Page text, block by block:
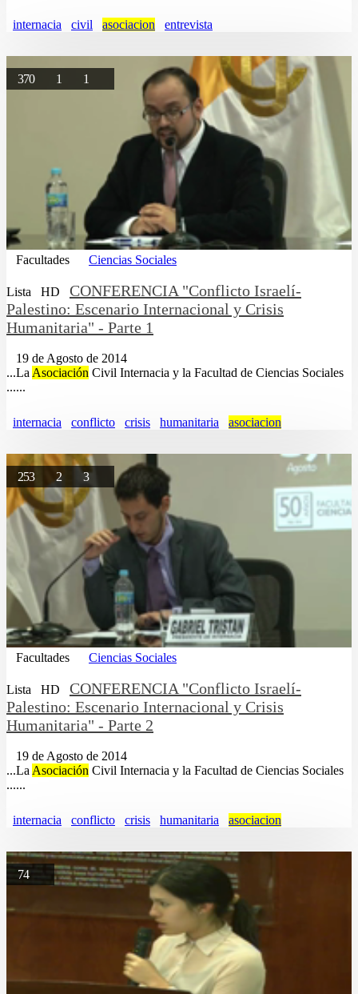
internacia civil asociacion entrevista
370 1 1
Facultades Ciencias Sociales
Lista HD
CONFERENCIA "Conflicto Israelí-
Palestino: Escenario Internacional y Crisis
Humanitaria" - Parte 1
19 de Agosto de 2014
...La Asociación Civil Internacia y la Facultad de Ciencias Sociales
......
internacia conflicto crisis humanitaria asociacion
253 2 3
Facultades Ciencias Sociales
Lista HD
CONFERENCIA "Conflicto Israelí-
Palestino: Escenario Internacional y Crisis
Humanitaria" - Parte 2
19 de Agosto de 2014
...La Asociación Civil Internacia y la Facultad de Ciencias Sociales
......
internacia conflicto crisis humanitaria asociacion
74